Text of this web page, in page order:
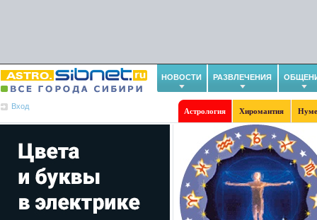
НОВОСТИ РАЗВЛЕЧЕНИЯ
Вход
Астрология Хиромантия